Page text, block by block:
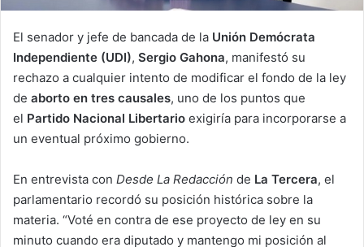
El senador y jefe de bancada de la Unión Demócrata
Independiente (UDI), Sergio Gahona, manifestó su
rechazo a cualquier intento de modificar el fondo de la ley
de aborto en tres causales, uno de los puntos que
el Partido Nacional Libertario exigiría para incorporarse a
un eventual próximo gobierno.
En entrevista con Desde La Redacción de La Tercera, el
parlamentario recordó su posición histórica sobre la
materia. “Voté en contra de ese proyecto de ley en su
minuto cuando era diputado y mantengo mi posición al